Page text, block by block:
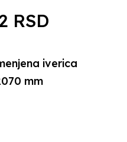
RSD
mm
iverica